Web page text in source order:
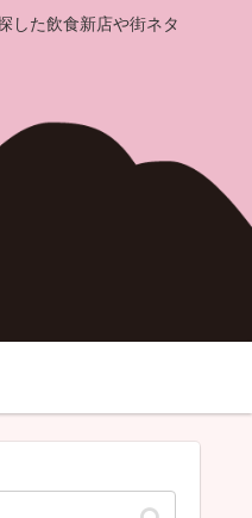
した飲食新店や街ネタ